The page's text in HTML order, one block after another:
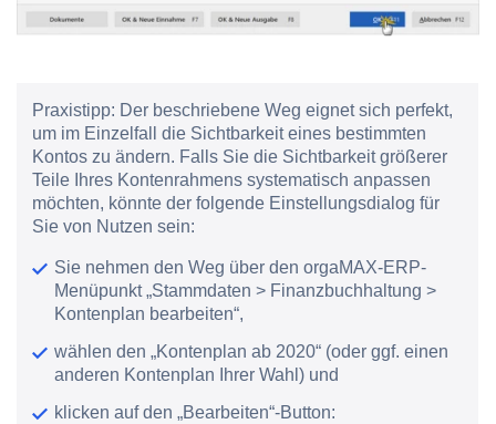
Praxistipp: Der beschriebene Weg eignet sich perfekt,
um im Einzelfall die Sichtbarkeit eines bestimmten
Kontos zu ändern. Falls Sie die Sichtbarkeit größerer
Teile Ihres Kontenrahmens systematisch anpassen
möchten, könnte der folgende Einstellungsdialog für
Sie von Nutzen sein:
Sie nehmen den Weg über den orgaMAX-ERP-
Menüpunkt „Stammdaten > Finanzbuchhaltung >
Kontenplan bearbeiten“,
wählen den „Kontenplan ab 2020“ (oder ggf. einen
anderen Kontenplan Ihrer Wahl) und
klicken auf den „Bearbeiten“-Button: